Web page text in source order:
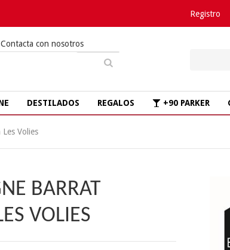
Registro
Contacta con nosotros
DESTILADOS REGALOS +90 PARKER
Volies
BARRAT
VOLIES